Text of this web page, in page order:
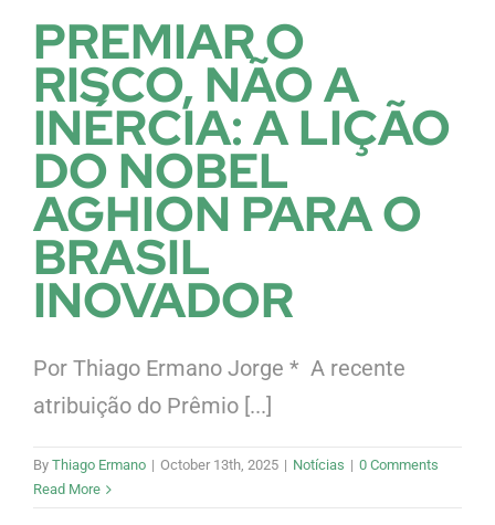
PREMIAR O
RISCO, NÃO A
INÉRCIA: A LIÇÃO
DO NOBEL
AGHION PARA O
BRASIL
INOVADOR
Por Thiago Ermano Jorge * A recente
atribuição do Prêmio [...]
By Thiago Ermano | October 13th, 2025 | Notícias | 0 Comments
Read More